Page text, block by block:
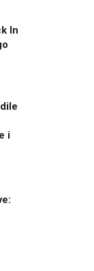
In
i